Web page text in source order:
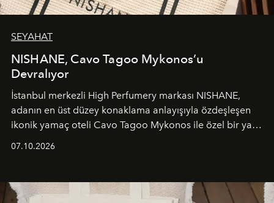
SEYAHAT
NISHANE, Cavo Tagoo Mykonos’u
Devralıyor
İstanbul merkezli High Perfumery markası NISHANE,
adanın en üst düzey konaklama anlayışıyla özdeşleşen
ikonik yamaç oteli Cavo Tagoo Mykonos ile özel bir yaz
buluşturarak markanın Cavo Tagoo’daki varlığını
sürükleyici ve mevsime özel bir deneyime dönüştürüyor.
07.10.2026